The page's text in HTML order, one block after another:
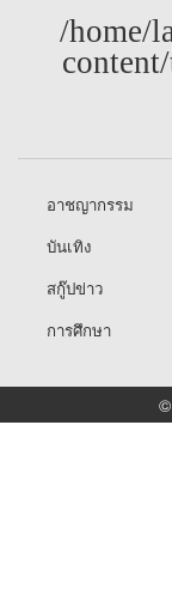
/home/
อาชญากรรม
บันเทิง
สกู๊ปข่าว
การศึกษา